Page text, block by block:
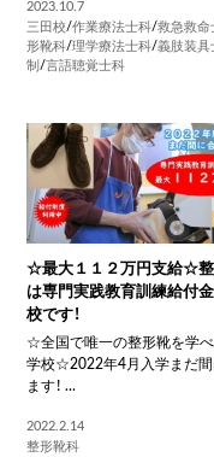
2023.10.7
三田校/作業療法士科/救急救
形靴科/理学療法士科/義肢装
制/言語聴覚士科
☆最大１１２万円支給☆
は専門実践教育訓練給付
校です！
☆全国で唯一の整形靴を学
学校☆2022年4月入学まだ
ます！ ...
2022.2.14
整形靴科